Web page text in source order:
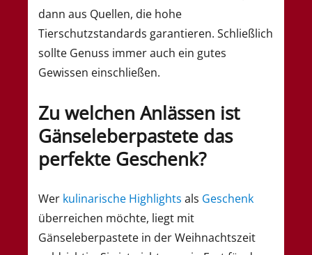
dann aus Quellen, die hohe
Tierschutzstandards garantieren. Schließlich
sollte Genuss immer auch ein gutes
Gewissen einschließen.
Zu welchen Anlässen ist
Gänseleberpastete das
perfekte Geschenk?
Wer kulinarische Highlights als Geschenk
überreichen möchte, liegt mit
Gänseleberpastete in der Weihnachtszeit